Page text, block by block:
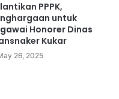
PPPK,
untuk
Honorer Dinas
Kukar
26, 2025